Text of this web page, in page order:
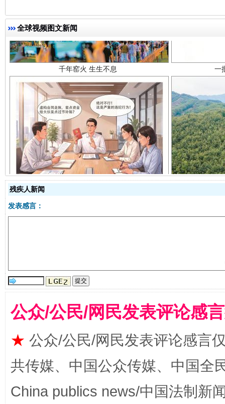
全球视频图文新闻
揭开“小金库”的免责幌子
受贿1.44亿！段成刚被判无期
残疾人新闻
发表感言：
公众/公民/网民发表评论感
★ 公众/公民/网民发表评论感言
共传媒、中国公众传媒、中国全
China publics news/中国法制新